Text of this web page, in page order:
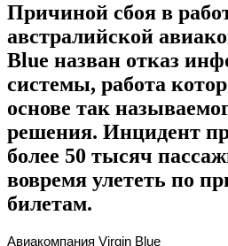
Причиной сбоя в
австралийской
Blue назван отказ
системы, работа
основе так
решения. Инцидент
более 50 тысяч
вовремя улететь по
билетам.
Авиакомпания Virgin Blue